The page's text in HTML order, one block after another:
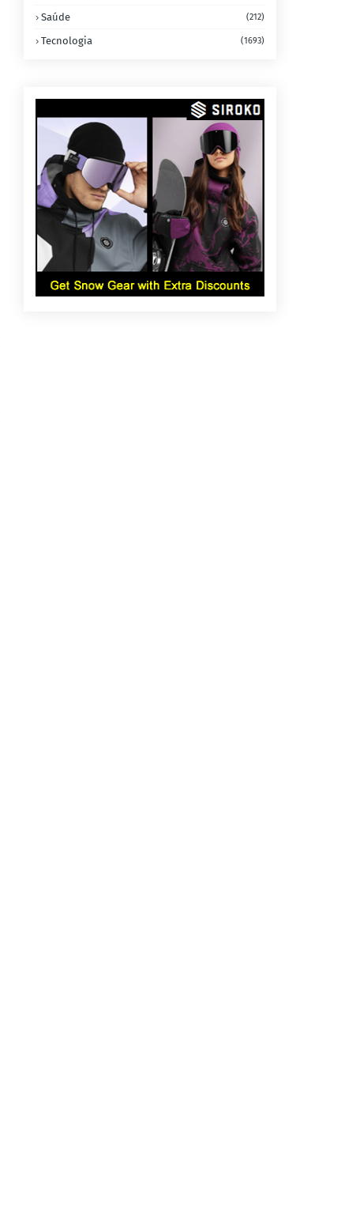
Saúde (212)
Tecnologia (1693)